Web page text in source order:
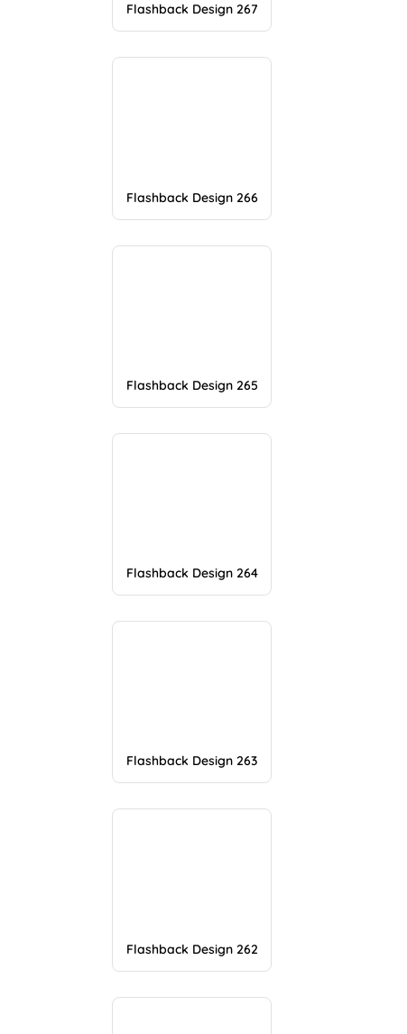
Flashback Design 267
Flashback Design 266
Flashback Design 265
Flashback Design 264
Flashback Design 263
Flashback Design 262